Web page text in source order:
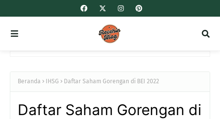
Beranda IHSG Daftar Saham Gorengan di BEI 2022
Daftar Saham Gorengan di